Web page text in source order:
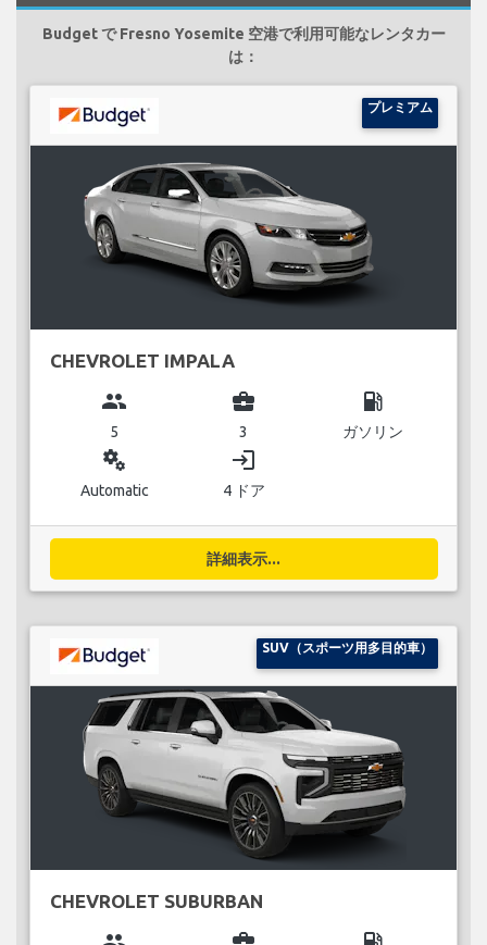
Budget で Fresno Yosemite 空港で利用可能なレンタカー
は：
プレミアム
CHEVROLET IMPALA
group
5
business_center
3
local_gas_station
ガソリン
miscellaneous_services
Automatic
login
4 ドア
詳細表示...
SUV（スポーツ用多目的車）
CHEVROLET SUBURBAN